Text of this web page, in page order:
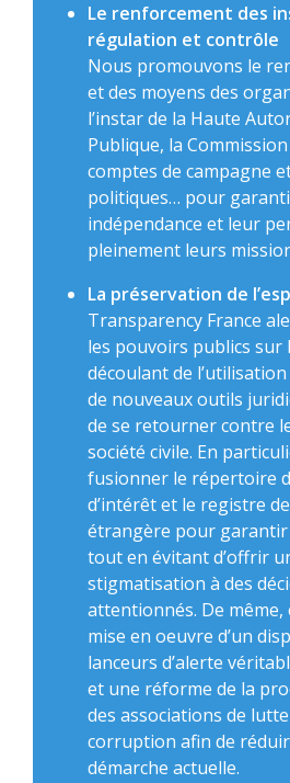
Le renforcement des
régulation et contrôle
Nous promouvons le
et des moyens des
l’instar de la Haute
Publique, la
comptes de campagne
politiques… pour
indépendance et leur
pleinement leurs
La préservation de
Transparency France
les pouvoirs publics sur
découlant de
de nouveaux outils
de se retourner contre
société civile. En
fusionner le répertoire
d’intérêt et le registre
étrangère pour
tout en évitant d’offrir
stigmatisation à des
attentionnés. De
mise en oeuvre d’un
lanceurs d’alerte
et une réforme de la
des associations de
corruption afin de
démarche actuelle.